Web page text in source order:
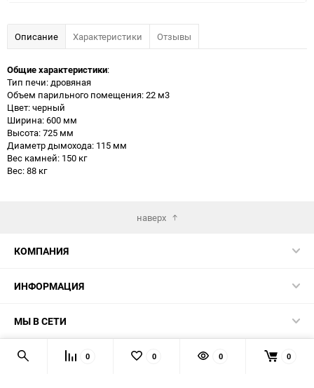
Описание Характеристики Отзывы
Общие характеристики:
Тип печи: дровяная
Объем парильного помещения: 22 м3
Цвет: черный
Ширина: 600 мм
Высота: 725 мм
Диаметр дымохода: 115 мм
Вес камней: 150 кг
Вес: 88 кг
наверх
КОМПАНИЯ
ИНФОРМАЦИЯ
МЫ В СЕТИ
КОНТАКТЫ 0 0 0 0